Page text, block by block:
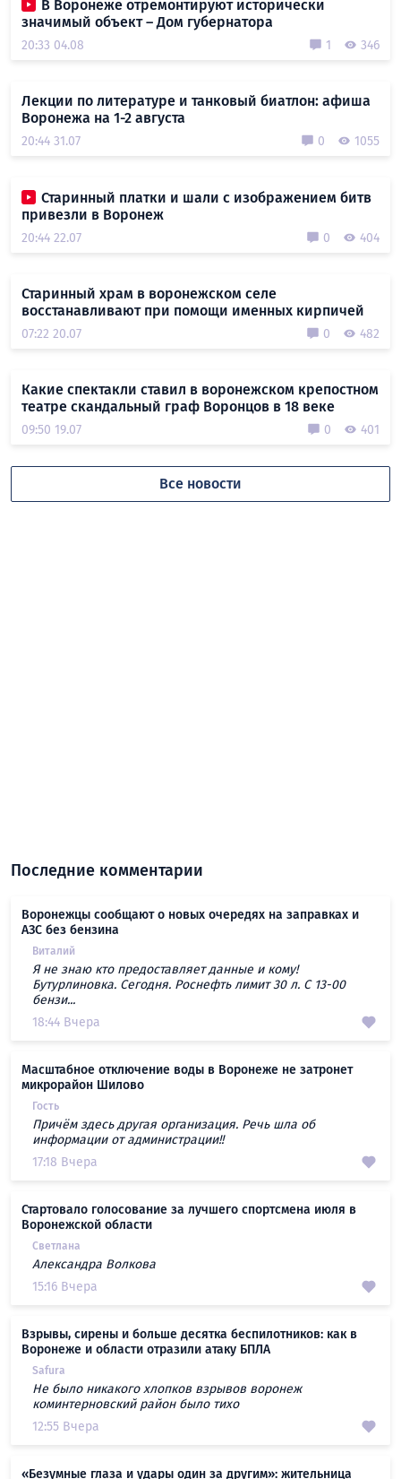
В Воронеже отремонтируют исторически
значимый объект – Дом губернатора
20:33 04.08 1 346
Лекции по литературе и танковый биатлон: афиша
Воронежа на 1-2 августа
20:44 31.07 0 1055
Старинный платки и шали с изображением битв
привезли в Воронеж
20:44 22.07 0 404
Старинный храм в воронежском селе
восстанавливают при помощи именных кирпичей
07:22 20.07 0 482
Какие спектакли ставил в воронежском крепостном
театре скандальный граф Воронцов в 18 веке
09:50 19.07 0 401
Все новости
Последние комментарии
Воронежцы сообщают о новых очередях на заправках и
АЗС без бензина
Виталий
Я не знаю кто предоставляет данные и кому!
Бутурлиновка. Сегодня. Роснефть лимит 30 л. С 13-00
бензи...
18:44 Вчера
Масштабное отключение воды в Воронеже не затронет
микрорайон Шилово
Гость
Причём здесь другая организация. Речь шла об
информации от администрации!!
17:18 Вчера
Стартовало голосование за лучшего спортсмена июля в
Воронежской области
Светлана
Александра Волкова
15:16 Вчера
Взрывы, сирены и больше десятка беспилотников: как в
Воронеже и области отразили атаку БПЛА
Safura
Не было никакого хлопков взрывов воронеж
коминтерновский район было тихо
12:55 Вчера
«Безумные глаза и удары один за другим»: жительница